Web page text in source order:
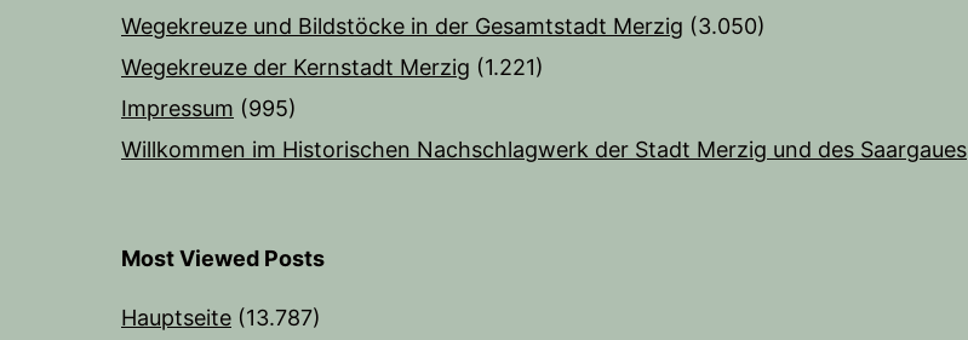
Wegekreuze und Bildstöcke in der Gesamtstadt Merzig (3.050)
Wegekreuze der Kernstadt Merzig (1.221)
Impressum (995)
Willkommen im Historischen Nachschlagwerk der Stadt Merzig und des Saargaues
Most Viewed Posts
Hauptseite (13.787)